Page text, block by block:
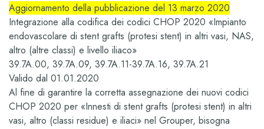
Aggiornamento della pubblicazione del 13 marzo 2020
Integrazione alla codifica dei codici CHOP 2020 «Impianto
endovascolare di stent grafts (protesi stent) in altri vasi, NAS,
altro (altre classi) e livello iliaco»
39.7A.00, 39.7A.09, 39.7A.11-39.7A.16, 39.7A.21
Valido dal 01.01.2020
Al fine di garantire la corretta assegnazione dei nuovi codici
CHOP 2020 per «Innesti di stent grafts (protesi stent) in altri
vasi, altro (classi residue) e iliaci» nel Grouper, bisogna